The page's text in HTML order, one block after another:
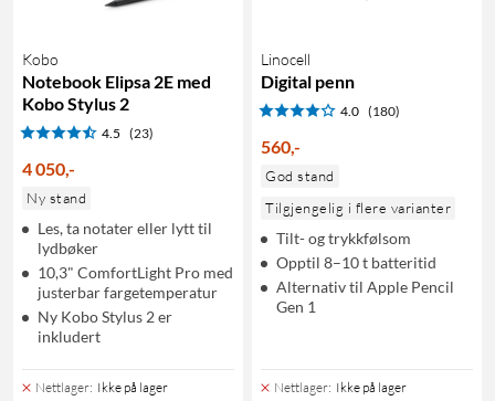
Kobo
Notebook Elipsa 2E med
Kobo Stylus 2
4.5 (23)
4 050,-
Ny stand
Les, ta notater eller lytt til
lydbøker
10,3" ComfortLight Pro med
justerbar fargetemperatur
Ny Kobo Stylus 2 er
inkludert
Nettlager: Ikke på lager
Linocell
Digital penn
4.0 (180)
560,-
God stand
Tilgjengelig i flere varianter
Tilt- og trykkfølsom
Opptil 8–10 t batteritid
Alternativ til Apple Pencil
Gen 1
Nettlager: Ikke på lager